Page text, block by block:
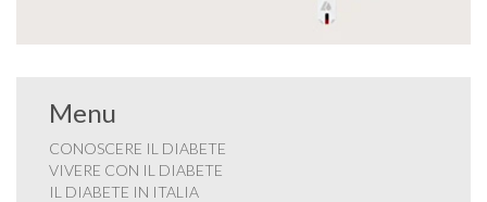
Menu
CONOSCERE IL DIABETE
VIVERE CON IL DIABETE
IL DIABETE IN ITALIA